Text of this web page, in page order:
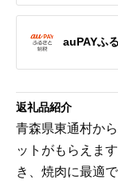
auPAYふ
返礼品紹介
青森県東通村か
ットがもらえま
き、焼肉に最適